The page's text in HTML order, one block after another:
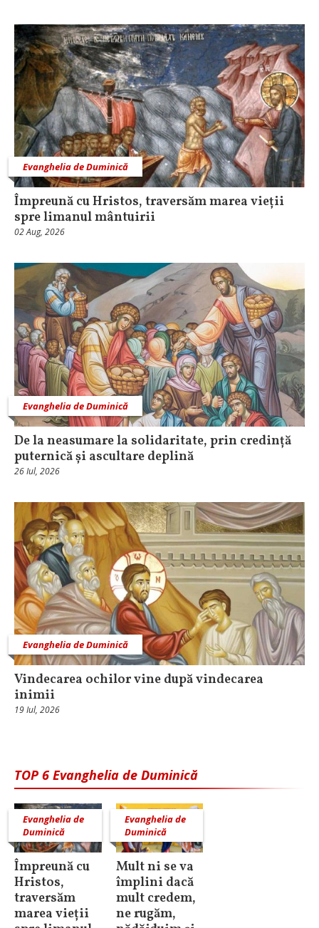
Evanghelia de Duminică
Împreună cu Hristos, traversăm marea vieții
spre limanul mântuirii
02 Aug, 2026
Evanghelia de Duminică
De la neasumare la solidaritate, prin credință
puternică și ascultare deplină
26 Iul, 2026
Evanghelia de Duminică
Vindecarea ochilor vine după vindecarea
inimii
19 Iul, 2026
TOP 6 Evanghelia de Duminică
Evanghelia de
Duminică
Împreună cu
Hristos,
traversăm
marea vieții
Evanghelia de
Duminică
Mult ni se va
împlini dacă
mult credem,
ne rugăm,